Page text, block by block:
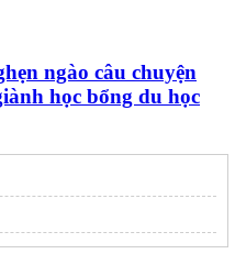
ngào câu chuyện
học bổng du học